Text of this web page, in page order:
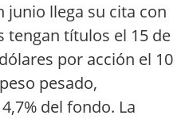
junio llega su cita con
tengan títulos el 15 de
por acción el 10
pesado,
del fondo. La